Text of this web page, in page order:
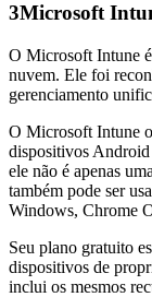
3Microsoft
O Microsoft Intune
nuvem. Ele foi
gerenciamento
O Microsoft Intune
dispositivos
ele não é apenas
também pode ser
Windows, Chrome
Seu plano gratuito
dispositivos de
inclui os mesmos